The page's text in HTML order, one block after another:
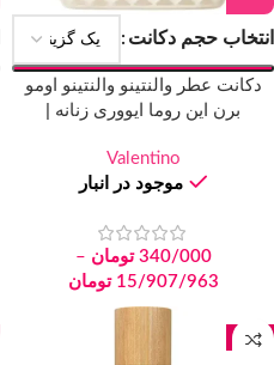
انتخاب حجم دکانت
دکانت عطر والنتینو والنتینو اومو
برن این روما ایووری زنانه |
Born in Roma Ivory
Valentino
موجود در انبار
340/000 تومان –
15/907/963 تومان
جدید